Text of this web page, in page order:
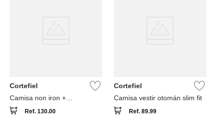
Cortefiel
Camisa non iron +
antimanchas lisa
Ref. 130.00
Cortefiel
Camisa vestir otomán slim fit
Ref. 89.99